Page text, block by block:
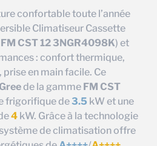
confortable toute l’année
Climatiseur Cassette
FM CST 12 3NGR4098K) et
: confort thermique,
en main facile. Ce
Greede la gamme FM CST
frigorifique de 3.5 kW et une
4 kW. Grâce à la technologie
de climatisation offre